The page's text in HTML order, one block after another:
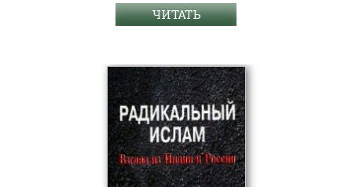
ЧИТАТЬ